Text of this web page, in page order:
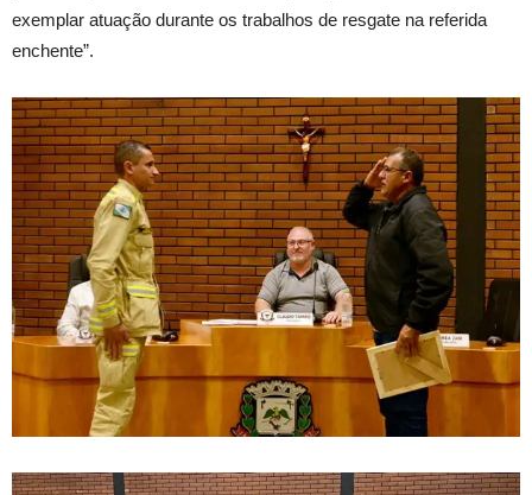
exemplar atuação durante os trabalhos de resgate na referida
enchente”.